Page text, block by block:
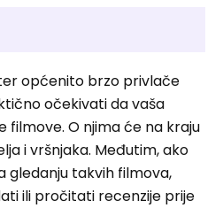
općenito brzo privlače
očekivati ​​da vaša
filmove. O njima će na kraju
i vršnjaka. Međutim, ako
gledanju takvih filmova,
ili pročitati recenzije prije